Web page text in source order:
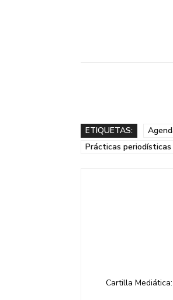
ETIQUETAS:
Prácticas periodísticas
Cartilla